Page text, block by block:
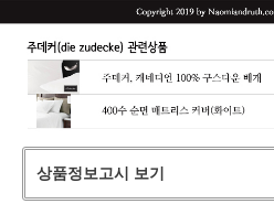
상품정보고시 보기